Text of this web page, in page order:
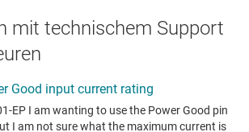
mit technischem Support